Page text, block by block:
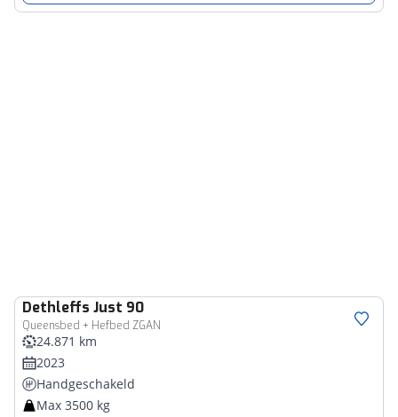
Dethleffs Just 90
Queensbed + Hefbed ZGAN
24.871 km
2023
Handgeschakeld
Max 3500 kg